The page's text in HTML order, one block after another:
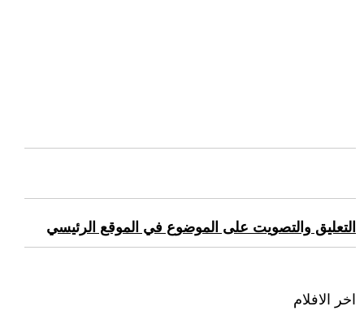
التعليق والتصويت على الموضوع في الموقع الرئيسي
اخر الافلام